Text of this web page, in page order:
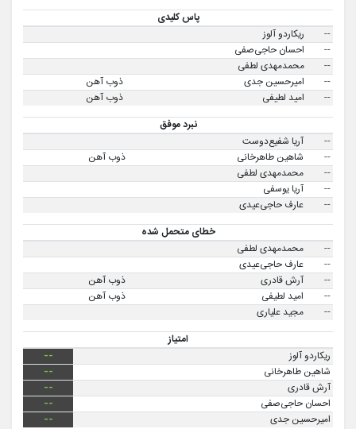
پاس کلیدی
--
ریکاردو آلوز
--
احسان حاجی‌صفی
--
محمدمهدی لطفی
--
امیرحسین جدی
ذوب آهن
--
امید لطیفی
ذوب آهن
نبرد موفق
--
آریا شفیع‌دوست
--
شاهین طاهرخانی
ذوب آهن
--
محمدمهدی لطفی
--
آریا یوسفی
--
عارف حاجی‌عیدی
خطای متحمل شده
--
محمدمهدی لطفی
--
عارف حاجی‌عیدی
--
آرش قادری
ذوب آهن
--
امید لطیفی
ذوب آهن
--
مجید علیاری
امتیاز
ریکاردو آلوز
--
شاهین طاهرخانی
--
آرش قادری
--
احسان حاجی‌صفی
--
امیرحسین جدی
--